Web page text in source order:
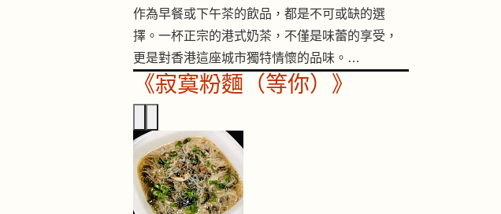
作為早餐或下午茶的飲品，都是不可或缺的選
擇。一杯正宗的港式奶茶，不僅是味蕾的享受，
更是對香港這座城市獨特情懷的品味。…
《寂寞粉麵（等你）》